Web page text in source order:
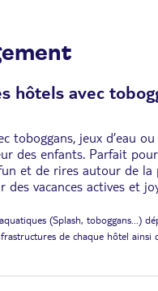
hôtels avec
toboggans, jeux d’eau
des enfants. Parfait
et de rires autour de la
des vacances actives et
aquatiques (Splash, toboggans...)
de chaque hôtel ainsi